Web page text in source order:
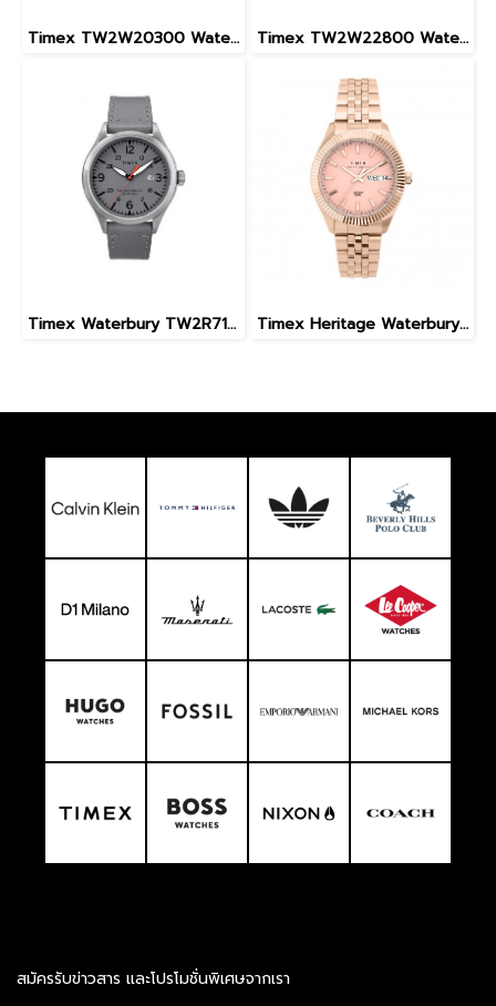
Timex TW2W20300 Waterbury Standard Coin Edge 40mm Leather Strap Watch Timex TW2W22800 Waterbury Traditional GMT 39mm
Timex Waterbury TW2R71000 Timex Heritage Waterbury TW2U78400
สมัครรับข่าวสาร และโปรโมชั่นพิเศษจากเรา